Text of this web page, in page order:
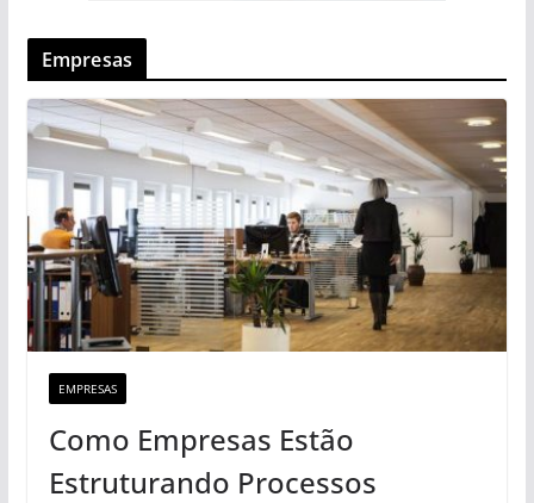
Empresas
EMPRESAS
Como Empresas Estão
Estruturando Processos